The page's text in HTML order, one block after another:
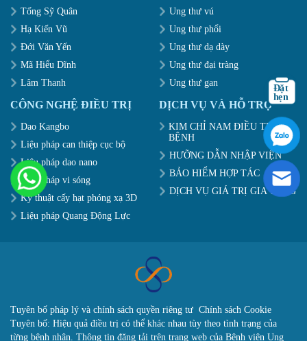
Tống Sỹ Quân
Hạ Kiến Vũ
Đới Văn Yến
Mã Hiểu Dĩnh
Lâm Thanh
Ung thư vú
Ung thư phổi
Ung thư dạ dày
Ung thư đại tràng
Ung thư gan
CÔNG NGHỆ ĐIỀU TRỊ
Dao Kangbo
Liệu pháp can thiệp cục bộ
Liệu pháp dao nano
Liệu pháp vi sóng
Kỹ thuật cấy hạt phóng xạ 3D
Liệu pháp Quang Động Lực
DỊCH VỤ VÀ HỖ TRỢ
KIM CHỈ NAM ĐIỀU TRỊ
BỆNH
HƯỠNG DẪN NHẬP VIỆN
BẢO HIỂM HỢP TÁC
DỊCH VỤ GIÁ TRỊ GIA TĂNG
Tuyên bố pháp lý và chính sách quyền riêng tư Chính sách Cookie
Tuyên bố: Hiệu quả điều trị có thể khác nhau tùy theo tình trạng của
từng bệnh nhân. Thông tin đăng tải trên trang web của Bệnh viện Ung